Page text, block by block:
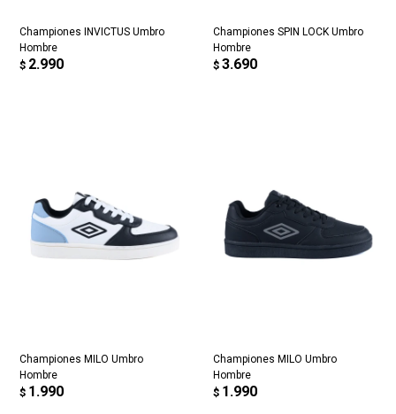
Championes INVICTUS Umbro
Hombre
$ 2.990
Championes SPIN LOCK Umbro
Hombre
$ 3.690
Championes MILO Umbro
Hombre
$ 1.990
Championes MILO Umbro
Hombre
$ 1.990